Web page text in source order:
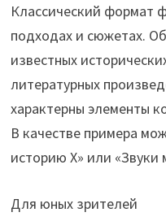
Классический формат
подходах и сюжетах.
известных
литературных
характерны элементы
В качестве примера
историю X» или «Звуки
Для юных зрителей